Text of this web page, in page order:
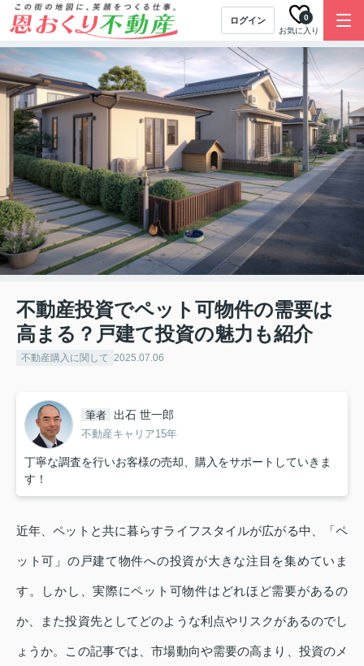
ログイン
お気に入り
0
不動産投資でペット可物件の需要は
高まる？戸建て投資の魅力も紹介
不動産購入に関して 2025.07.06
筆者 出石 世一郎
不動産キャリア15年
丁寧な調査を行いお客様の売却、購入をサポートしていきま
す！
近年、ペットと共に暮らすライフスタイルが広がる中、「ペ
ット可」の戸建て物件への投資が大きな注目を集めていま
す。しかし、実際にペット可物件はどれほど需要があるの
か、また投資先としてどのような利点やリスクがあるのでし
ょうか。この記事では、市場動向や需要の高まり、投資のメ